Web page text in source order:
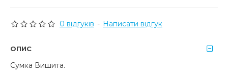
0 відгуків - Написати відгук
ОПИС
Сумка Вишита.